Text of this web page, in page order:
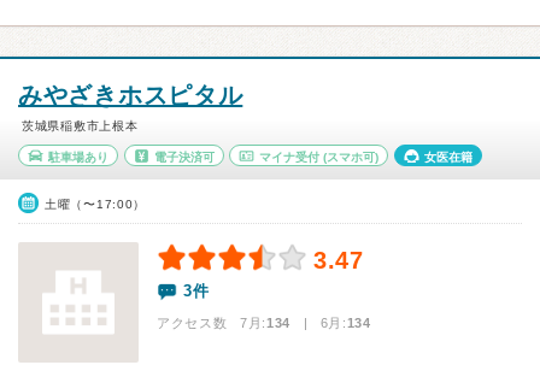
みやざきホスピタル
茨城県稲敷市上根本
駐車場あり 電子決済可 マイナ受付 (スマホ可) 女医在籍
土曜（〜17:00）
3.47
3件
アクセス数 7月:134 | 6月:134